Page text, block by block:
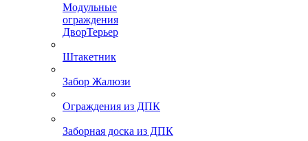
Модульные
ограждения
ДворТерьер
Штакетник
Забор Жалюзи
Ограждения из ДПК
Заборная доска из ДПК